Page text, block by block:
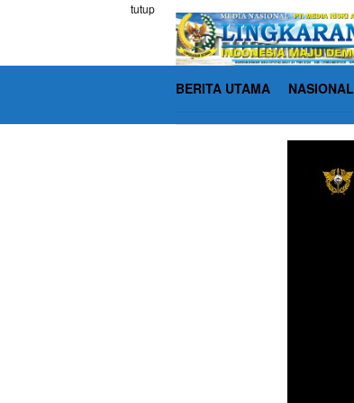
tutup
BERITA UTAMA NASIONAL